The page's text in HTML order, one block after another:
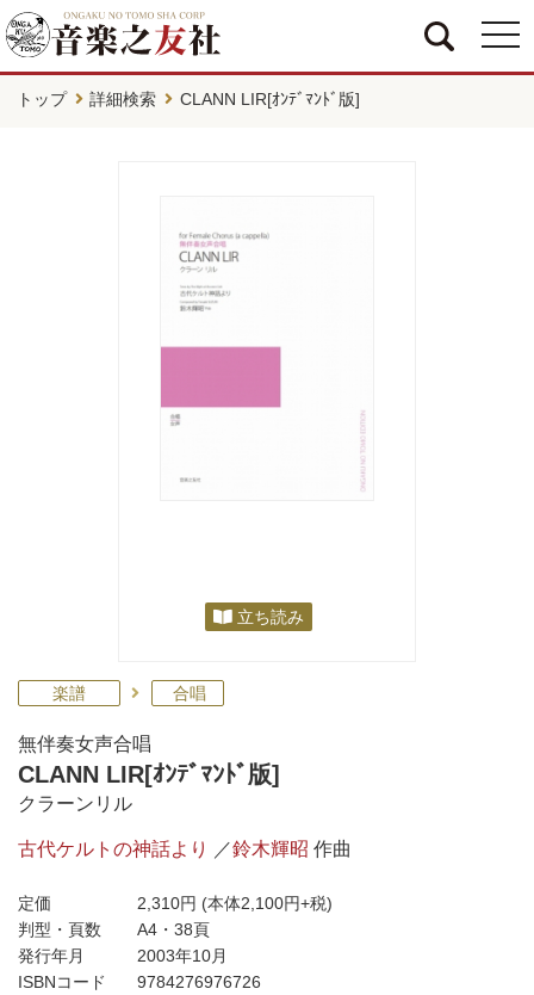
トップ 詳細検索 CLANN LIR[ｵﾝﾃﾞﾏﾝﾄﾞ版]
立ち読み
楽譜 合唱
無伴奏女声合唱
CLANN LIR[ｵﾝﾃﾞﾏﾝﾄﾞ版]
クラーンリル
古代ケルトの神話より ／鈴木輝昭 作曲
定価 2,310円 (本体2,100円+税)
判型・頁数
A4・38頁
発行年月
2003年10月
ISBNコード
9784276976726